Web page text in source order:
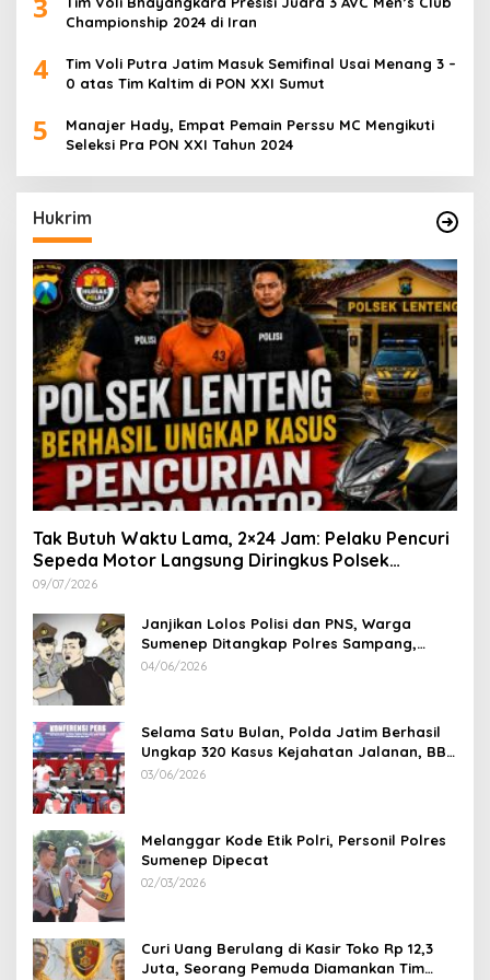
Championship 2024 di Iran
4
Tim Voli Putra Jatim Masuk Semifinal Usai Menang 3 –
0 atas Tim Kaltim di PON XXI Sumut
5
Manajer Hady, Empat Pemain Perssu MC Mengikuti
Seleksi Pra PON XXI Tahun 2024
Hukrim
Tak Butuh Waktu Lama, 2×24 Jam: Pelaku Pencuri
Sepeda Motor Langsung Diringkus Polsek
Lenteng di Wilayah Manding
09/07/2026
Janjikan Lolos Polisi dan PNS, Warga
Sumenep Ditangkap Polres Sampang,
Korban Rugi Rp 600 juta
04/06/2026
Selama Satu Bulan, Polda Jatim Berhasil
Ungkap 320 Kasus Kejahatan Jalanan, BB
100 Sepeda Motor dan 12 Mobil Diamankan
03/06/2026
Melanggar Kode Etik Polri, Personil Polres
Sumenep Dipecat
02/03/2026
Curi Uang Berulang di Kasir Toko Rp 12,3
Juta, Seorang Pemuda Diamankan Tim